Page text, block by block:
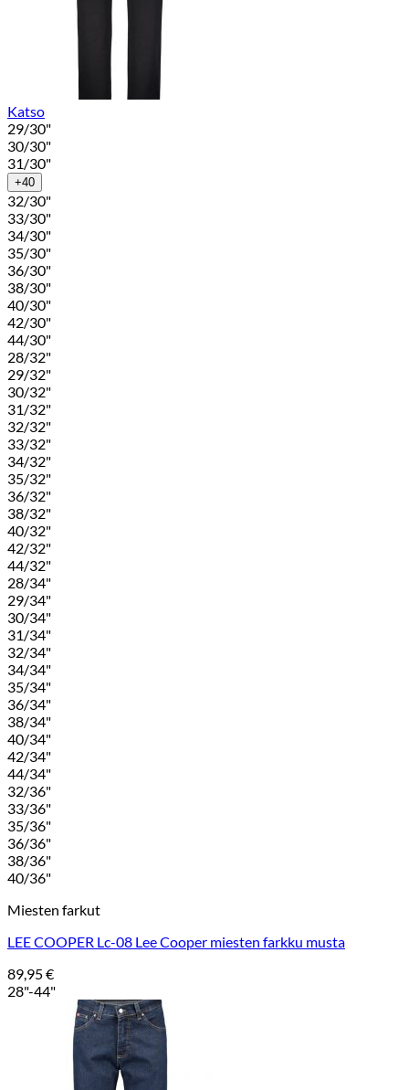
Katso
29/30"
30/30"
31/30"
+40
32/30"
33/30"
34/30"
35/30"
36/30"
38/30"
40/30"
42/30"
44/30"
28/32"
29/32"
30/32"
31/32"
32/32"
33/32"
34/32"
35/32"
36/32"
38/32"
40/32"
42/32"
44/32"
28/34"
29/34"
30/34"
31/34"
32/34"
34/34"
35/34"
36/34"
38/34"
40/34"
42/34"
44/34"
32/36"
33/36"
35/36"
36/36"
38/36"
40/36"
Miesten farkut
LEE COOPER Lc-08 Lee Cooper miesten farkku musta
89,95€
28"-44"